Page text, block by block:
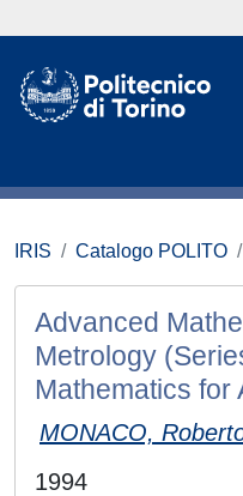
IRIS Catalogo POLITO
Advanced
Metrology
Mathematics for
MONACO,
1994